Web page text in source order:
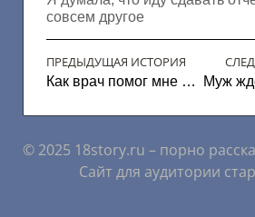
совсем другое
ПРЕДЫДУЩАЯ ИСТОРИЯ
Как врач помог мне стать жениной
© 2025 18story.ru – порно
Сайт для аудитории